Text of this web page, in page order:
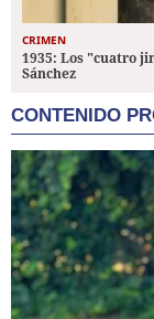
CRIMEN
1935: Los "cuatro
Sánchez
CONTENIDO